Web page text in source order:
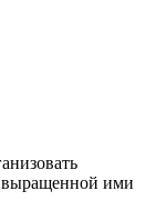
выращенной ими